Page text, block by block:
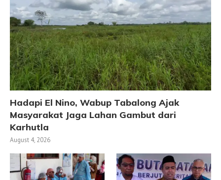
Hadapi El Nino, Wabup Tabalong Ajak
Masyarakat Jaga Lahan Gambut dari
Karhutla
August 4, 2026